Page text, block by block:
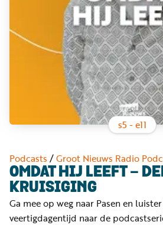
s5 - e11
Podcasts /Groot Nieuws Radio
OMDAT HIJ LEEFT -
KRUISIGING
Ga mee op weg naar Pasen en
veertigdagentijd naar de
nu
vriend
Businessclub
Privacy
reglement
Algemene
voorwaarden